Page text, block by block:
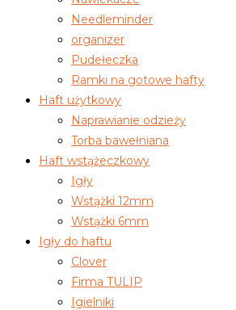
Needleminder
organizer
Pudełeczka
Ramki na gotowe hafty
Haft użytkowy
Naprawianie odzieży
Torba bawełniana
Haft wstążeczkowy
Igły
Wstążki 12mm
Wstążki 6mm
Igły do haftu
Clover
Firma TULIP
Igielniki